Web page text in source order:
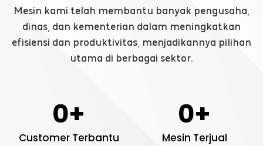
Mesin kami telah membantu banyak pengusaha,
dinas, dan kementerian dalam meningkatkan
efisiensi dan produktivitas, menjadikannya pilihan
utama di berbagai sektor.
Customer Terbantu
0+
Mesin Terjual
0+